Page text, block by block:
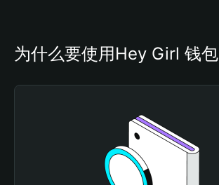
为什么要使用Hey Girl 钱包